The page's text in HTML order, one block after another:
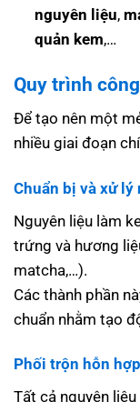
nguyên liệu,
quản kem,…
Quy trình
Để tạo nên một
nhiều giai đoạn
Chuẩn bị và xử lý
Nguyên liệu làm
trứng và hương
matcha,…).
Các thành phần
chuẩn nhằm tạo
Phối trộn hỗn hợp
Tất cả nguyên